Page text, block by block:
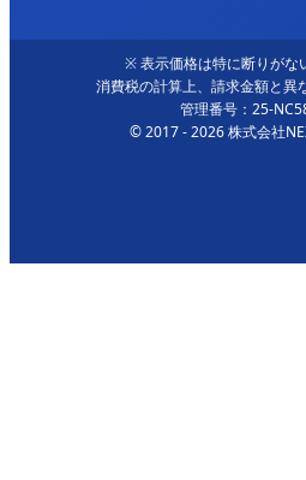
※ 表示価格は特に断りがな
消費税の計算上、請求金額と異
管理番号：25-
© 2017 - 2026 株式会社